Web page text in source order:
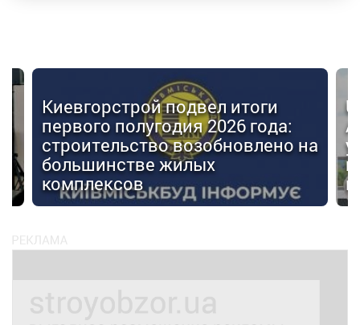
Киевгорстрой подвел итоги
первого полугодия 2026 года:
строительство возобновлено на
большинстве жилых
комплексов